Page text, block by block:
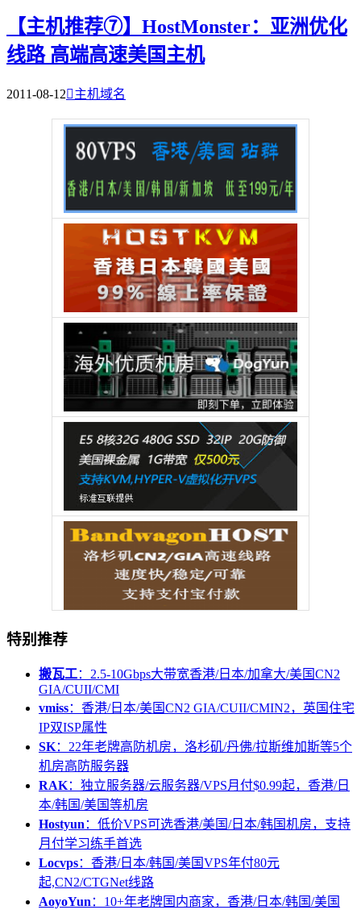
【主机推荐⑦】HostMonster：亚洲优化
线路 高端高速美国主机
2011-08-12主机域名
特别推荐
搬瓦工：2.5-10Gbps大带宽香港/日本/加拿大/美国CN2
GIA/CUII/CMI
vmiss：香港/日本/美国CN2 GIA/CUII/CMIN2，英国住宅
IP双ISP属性
SK：22年老牌高防机房，洛杉矶/丹佛/拉斯维加斯等5个
机房高防服务器
RAK：独立服务器/云服务器/VPS月付$0.99起，香港/日
本/韩国/美国等机房
Hostyun ：低价VPS可选香港/美国/日本/韩国机房，支持
月付学习练手首选
Locvps：香港/日本/韩国/美国VPS年付80元
起,CN2/CTGNet线路
AoyoYun ：10+年老牌国内商家，香港/日本/韩国/美国